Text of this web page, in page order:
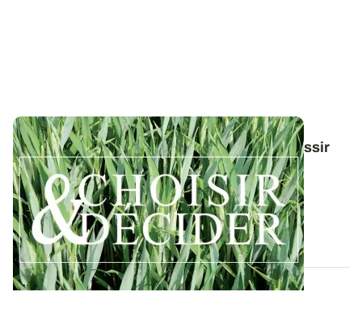
Conduite du triticale : des guides pour réussir
ses interventions au printemps 2026
Retrouvez toutes les préconisations en matière de
protection du triticale contre les...
12 DÉC. 2025